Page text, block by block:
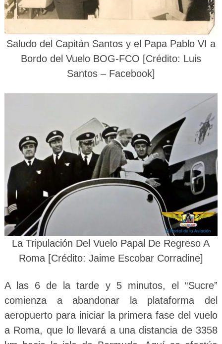
Saludo del Capitán Santos y el Papa Pablo VI a
Bordo del Vuelo BOG-FCO [Crédito: Luis
Santos – Facebook]
La Tripulación Del Vuelo Papal De Regreso A
Roma [Crédito: Jaime Escobar Corradine]
A las 6 de la tarde y 5 minutos, el “Sucre”
comienza a abandonar la plataforma del
aeropuerto para iniciar la primera fase del vuelo
a Roma, que lo llevará a una distancia de 3358